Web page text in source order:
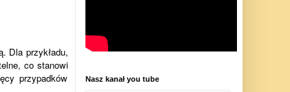
Dla przykładu,
co stanowi
przypadków
Nasz kanał you tube